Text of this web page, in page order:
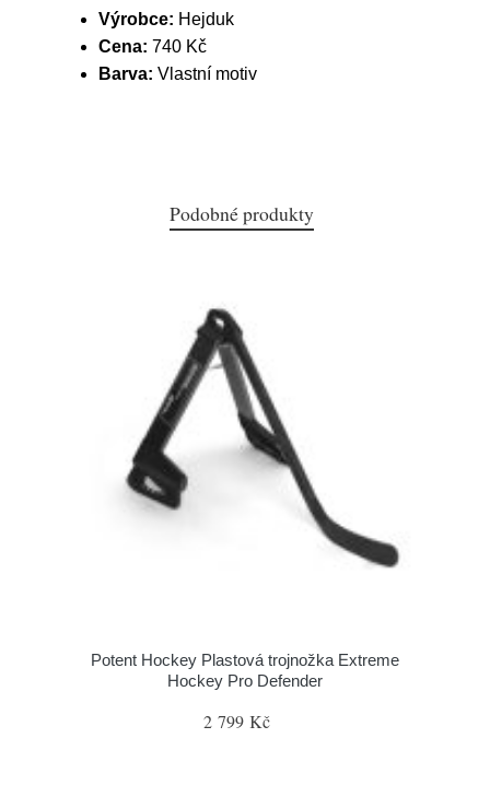
Výrobce: Hejduk
Cena: 740 Kč
Barva: Vlastní motiv
Podobné produkty
Potent Hockey Plastová trojnožka Extreme
Hockey Pro Defender
2 799 Kč